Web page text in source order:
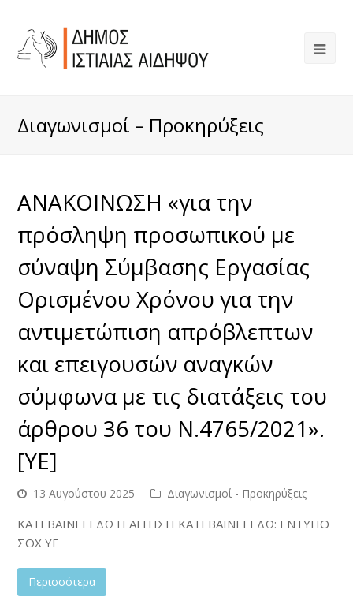
Διαγωνισμοί – Προκηρύξεις
ΑΝΑΚΟΙΝΩΣΗ «για την
πρόσληψη προσωπικού με
σύναψη Σύμβασης Εργασίας
Ορισμένου Χρόνου για την
αντιμετώπιση απρόβλεπτων
και επειγουσών αναγκών
σύμφωνα με τις διατάξεις του
άρθρου 36 του Ν.4765/2021».
[YE]
13 Αυγούστου 2025 Διαγωνισμοί - Προκηρύξεις
ΚΑΤΕΒΑΙΝΕΙ ΕΔΩ Η ΑΙΤΗΣΗ ΚΑΤΕΒΑΙΝΕΙ ΕΔΩ: ΕΝΤΥΠΟ
ΣΟΧ ΥΕ
Περισσότερα